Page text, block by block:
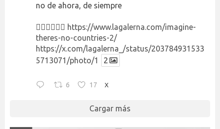
no de ahora, de siempre
👉🏻👉🏻👉🏻 https://www.lagalerna.com/imagine-
theres-no-countries-2/
https://x.com/lagalerna_/status/203784931533
5713071/photo/1
2
6 17 X
Cargar más